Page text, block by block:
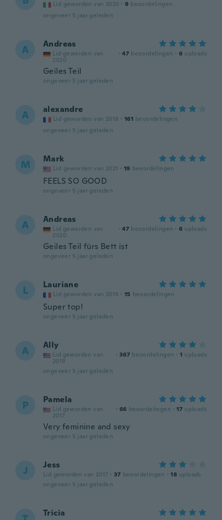
Lid geworden van 2020 · 9 beoordelingen
ongeveer 5 jaar geleden
A Andreas
Lid geworden van
2020
· 47 beoordelingen · 6 uploads
Geiles Teil
ongeveer 5 jaar geleden
A alexandre
Lid geworden van 2018 · 161 beoordelingen
ongeveer 5 jaar geleden
M Mark
Lid geworden van 2021 · 19 beoordelingen
FEELS SO GOOD
ongeveer 5 jaar geleden
A Andreas
Lid geworden van
2020
· 47 beoordelingen · 6 uploads
Geiles Teil fürs Bett ist
ongeveer 5 jaar geleden
L Lauriane
Lid geworden van 2019 · 15 beoordelingen
Super top!
ongeveer 5 jaar geleden
A Ally
Lid geworden van
2018
· 367 beoordelingen · 1 uploads
ongeveer 5 jaar geleden
P Pamela
Lid geworden van
2017
· 66 beoordelingen · 17 uploads
Very feminine and sexy
ongeveer 5 jaar geleden
J Jess
Lid geworden van 2017 · 37 beoordelingen · 18 uploads
ongeveer 5 jaar geleden
Tricia